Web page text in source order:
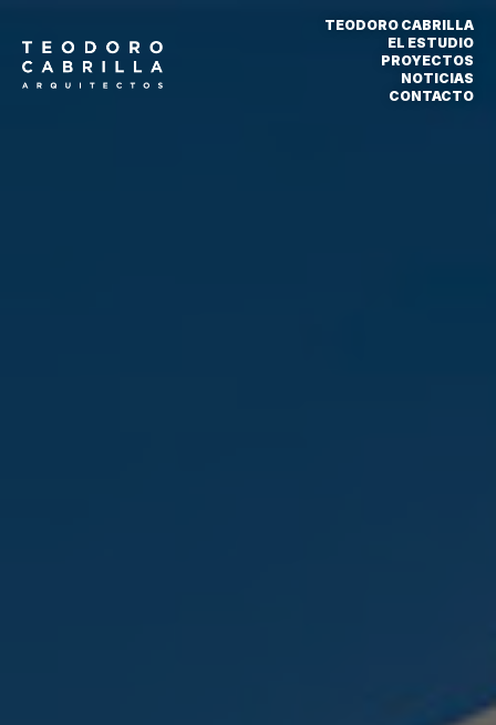
TEODORO CABRILLA
EL ESTUDIO
PROYECTOS
NOTICIAS
CONTACTO